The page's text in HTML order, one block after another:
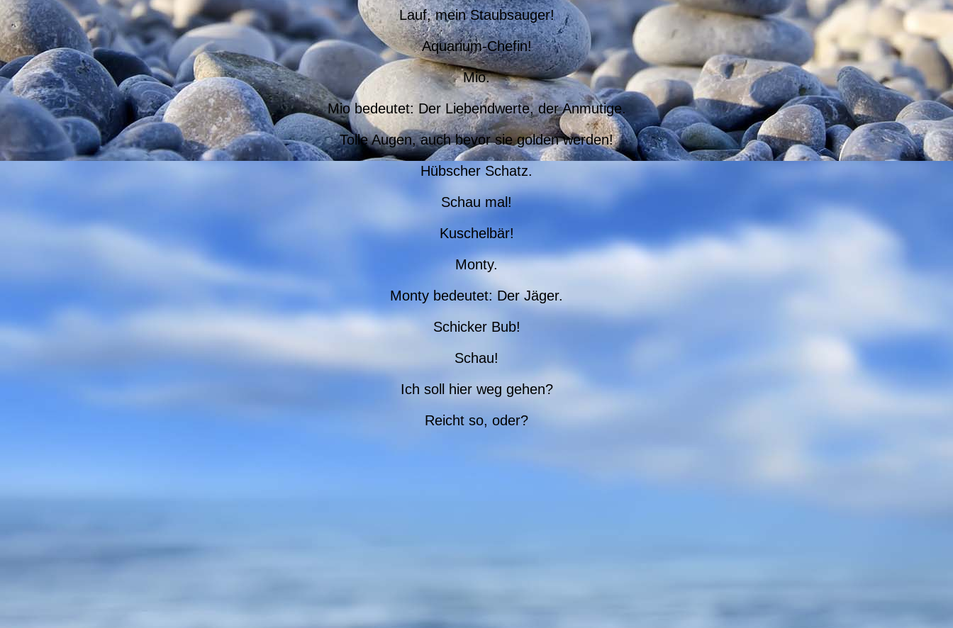
Lauf, mein Staubsauger!
Aquarium-Chefin!
Mio.
Mio bedeutet: Der Liebendwerte, der Anmutige.
Tolle Augen, auch bevor sie golden werden!
Hübscher Schatz.
Schau mal!
Kuschelbär!
Monty.
Monty bedeutet: Der Jäger.
Schicker Bub!
Schau!
Ich soll hier weg gehen?
Reicht so, oder?